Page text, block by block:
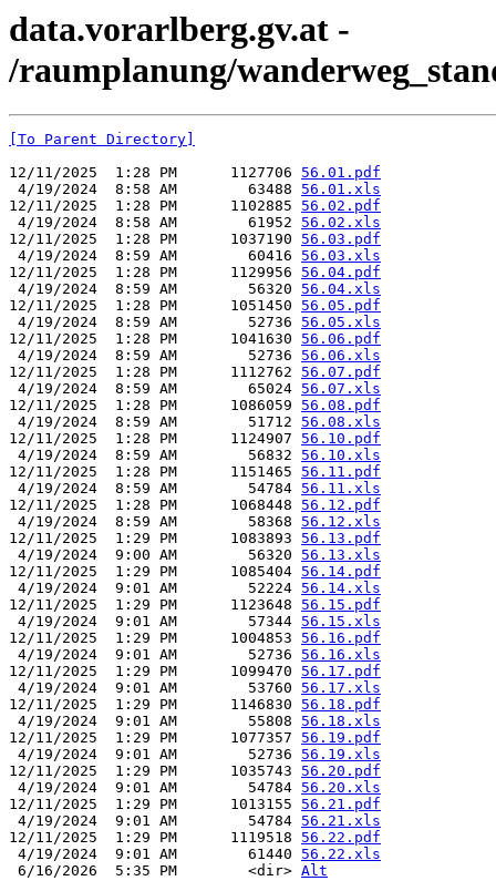
data.vorarlberg.gv.at -
/raumplanung/
[To Parent Directory]
12/11/2025  1:28 PM      1127706 56.01.pdf
4/19/2024  8:58 AM        63488 56.01.xls
12/11/2025  1:28 PM      1102885 56.02.pdf
4/19/2024  8:58 AM        61952 56.02.xls
12/11/2025  1:28 PM      1037190 56.03.pdf
4/19/2024  8:59 AM        60416 56.03.xls
12/11/2025  1:28 PM      1129956 56.04.pdf
4/19/2024  8:59 AM        56320 56.04.xls
12/11/2025  1:28 PM      1051450 56.05.pdf
4/19/2024  8:59 AM        52736 56.05.xls
12/11/2025  1:28 PM      1041630 56.06.pdf
4/19/2024  8:59 AM        52736 56.06.xls
12/11/2025  1:28 PM      1112762 56.07.pdf
4/19/2024  8:59 AM        65024 56.07.xls
12/11/2025  1:28 PM      1086059 56.08.pdf
4/19/2024  8:59 AM        51712 56.08.xls
12/11/2025  1:28 PM      1124907 56.10.pdf
4/19/2024  8:59 AM        56832 56.10.xls
12/11/2025  1:28 PM      1151465 56.11.pdf
4/19/2024  8:59 AM        54784 56.11.xls
12/11/2025  1:28 PM      1068448 56.12.pdf
4/19/2024  8:59 AM        58368 56.12.xls
12/11/2025  1:29 PM      1083893 56.13.pdf
4/19/2024  9:00 AM        56320 56.13.xls
12/11/2025  1:29 PM      1085404 56.14.pdf
4/19/2024  9:01 AM        52224 56.14.xls
12/11/2025  1:29 PM      1123648 56.15.pdf
4/19/2024  9:01 AM        57344 56.15.xls
12/11/2025  1:29 PM      1004853 56.16.pdf
4/19/2024  9:01 AM        52736 56.16.xls
12/11/2025  1:29 PM      1099470 56.17.pdf
4/19/2024  9:01 AM        53760 56.17.xls
12/11/2025  1:29 PM      1146830 56.18.pdf
4/19/2024  9:01 AM        55808 56.18.xls
12/11/2025  1:29 PM      1077357 56.19.pdf
4/19/2024  9:01 AM        52736 56.19.xls
12/11/2025  1:29 PM      1035743 56.20.pdf
4/19/2024  9:01 AM        54784 56.20.xls
12/11/2025  1:29 PM      1013155 56.21.pdf
4/19/2024  9:01 AM        54784 56.21.xls
12/11/2025  1:29 PM      1119518 56.22.pdf
4/19/2024  9:01 AM        61440 56.22.xls
6/16/2026  5:35 PM        <dir> Alt